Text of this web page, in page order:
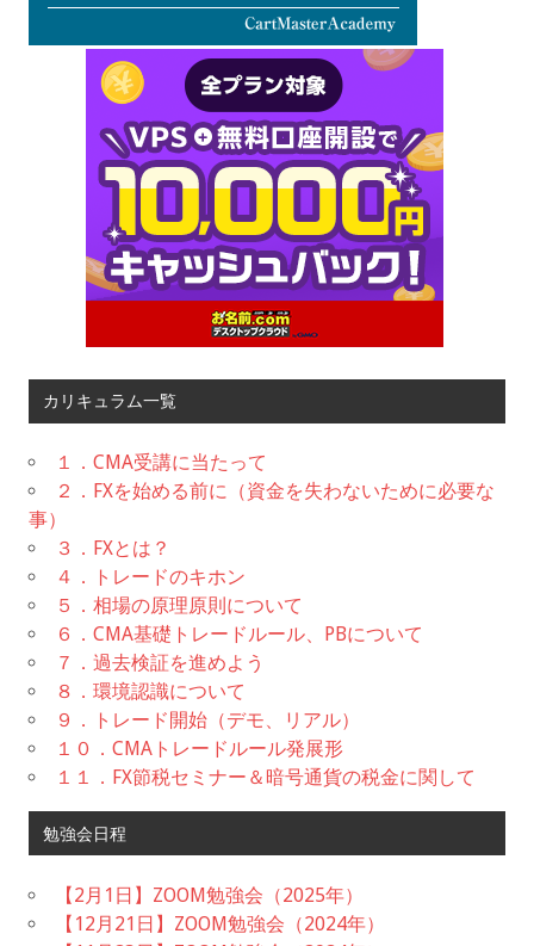
カリキュラム一覧
１．CMA受講に当たって
２．FXを始める前に（資金を失わないために必要な
事）
３．FXとは？
４．トレードのキホン
５．相場の原理原則について
６．CMA基礎トレードルール、PBについて
７．過去検証を進めよう
８．環境認識について
９．トレード開始（デモ、リアル）
１０．CMAトレードルール発展形
１１．FX節税セミナー＆暗号通貨の税金に関して
勉強会日程
【2月1日】ZOOM勉強会（2025年）
【12月21日】ZOOM勉強会（2024年）